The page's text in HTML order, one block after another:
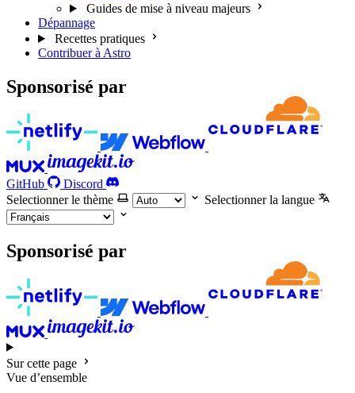
Guides de mise à niveau majeurs
Dépannage
Recettes pratiques
Contribuer à Astro
Sponsorisé par
GitHub
Discord
Selectionner le thème
Selectionner la langue
Sponsorisé par
Sur cette page
Vue d’ensemble